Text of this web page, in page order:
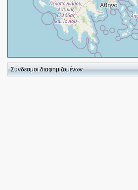
+
−
⇧
Σύνδεσμοι διαφημιζομένων